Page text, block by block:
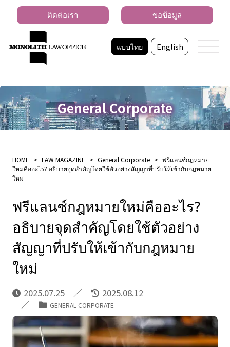
แบบไทย English
ติดต่อเรา ขอข้อมูล
General Corporate
HOME > LAW MAGAZINE > General Corporate > ฟรีแลนซ์กฎหมาย
ใหม่คืออะไร? อธิบายจุดสําคัญโดยใช้ตัวอย่างสัญญาที่ปรับให้เข้ากับกฎหมาย
ใหม่
ฟรีแลนซ์กฎหมายใหม่คืออะไร?
อธิบายจุดสําคัญโดยใช้ตัวอย่าง
สัญญาที่ปรับให้เข้ากับกฎหมาย
ใหม่
2025.07.25 2025.08.12
GENERAL CORPORATE